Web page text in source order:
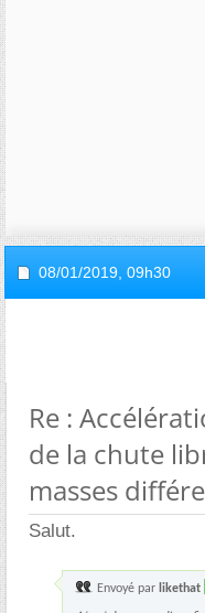
08/01/2019, 09h30
Re :
de la chute
masses
Salut.
Envoyé par likethat